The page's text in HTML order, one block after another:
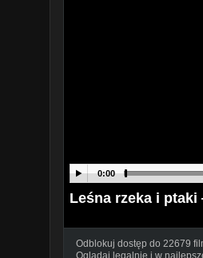
0:00
Leśna rzeka i
Odblokuj dostęp do 22679
Oglądaj legalnie i w